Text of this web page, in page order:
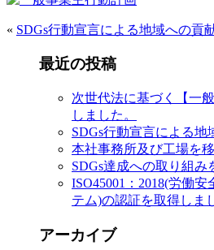
« SDGs行動宣言による地域への貢
最近の投稿
次世代法に基づく【一
しました。
SDGs行動宣言による地
本社事務所及び工場を
SDGs達成への取り組み
ISO45001：2018(労働
テム)の認証を取得しま
アーカイブ